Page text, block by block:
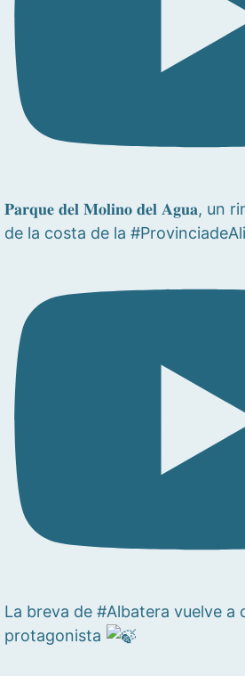
𝐏𝐚𝐫𝐪𝐮𝐞 𝐝𝐞𝐥 𝐌𝐨𝐥𝐢𝐧𝐨 𝐝𝐞𝐥 𝐀𝐠𝐮𝐚, un
de la costa de la
La breva de #Albatera vuelve a
protagonista